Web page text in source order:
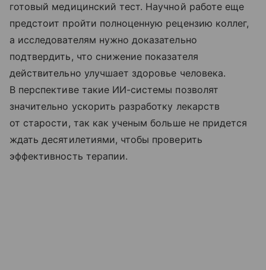
готовый медицинский тест. Научной работе еще
предстоит пройти полноценную рецензию коллег,
а исследователям нужно доказательно
подтвердить, что снижение показателя
действительно улучшает здоровье человека.
В перспективе такие ИИ-системы позволят
значительно ускорить разработку лекарств
от старости, так как ученым больше не придется
ждать десятилетиями, чтобы проверить
эффективность терапии.